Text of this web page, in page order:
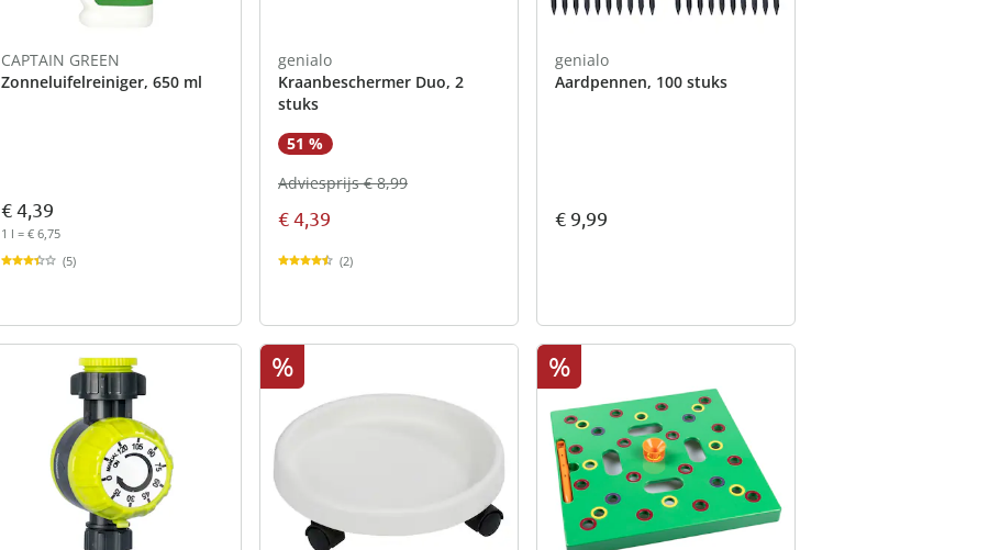
CAPTAIN GREEN
Zonneluifelreiniger, 650 ml
€ 4,39
1 l = € 6,75
(5)
genialo
Kraanbeschermer Duo, 2
stuks
51 %
€ 4,39
Adviesprijs € 8,99
(2)
genialo
Aardpennen, 100 stuks
€ 9,99
% %